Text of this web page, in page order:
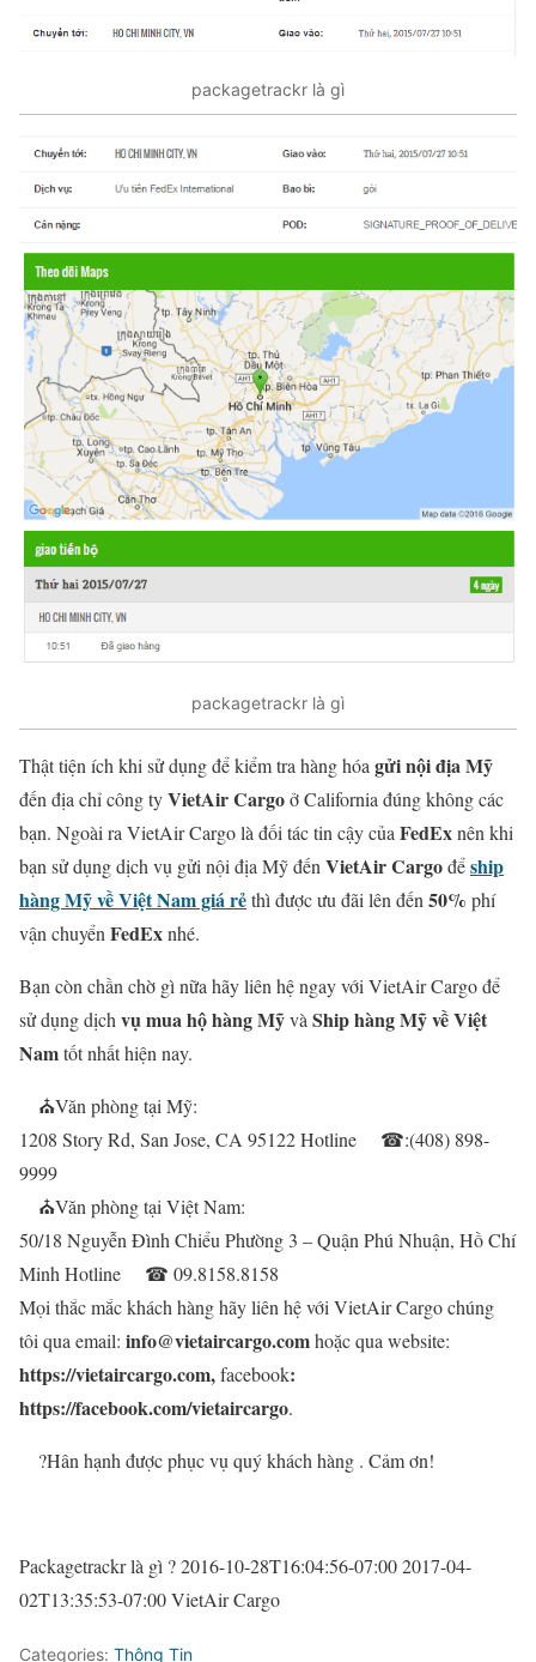
packagetrackr là gì
packagetrackr là gì
Thật tiện ích khi sử dụng để kiểm tra hàng hóa gửi nội địa Mỹ
đến địa chỉ công tyVietAir Cargoở California đúng không các
bạn. Ngoài ra VietAir Cargo là đối tác tin cậy của FedExnên khi
bạn sử dụng dịch vụ gửi nội địa Mỹ đến VietAir Cargođểship
hàng Mỹ về Việt Nam giá rẻthì được ưu đãi lên đến 50% phí
vận chuyển FedExnhé.
Bạn còn chần chờ gì nữa hãy liên hệ ngay với VietAir Cargo để
sử dụng dịch vụ mua hộ hàng Mỹvà Ship hàng Mỹ về Việt
Namtốt nhất hiện nay.
⛪Văn phòng tại Mỹ:
1208 Story Rd, San Jose, CA 95122 Hotline
☎:(408) 898-
9999
⛪Văn phòng tại Việt Nam:
50/18 Nguyễn Đình Chiểu Phường 3 – Quận Phú Nhuận, Hồ Chí
Minh Hotline
☎ 09.8158.8158
Mọi thắc mắc khách hàng hãy liên hệ với VietAir Cargo chúng
tôi qua email: info@vietaircargo.comhoặc qua website:
https://vietaircargo.com,facebook:
https://facebook.com/vietaircargo.
?Hân hạnh được phục vụ quý khách hàng . Cảm ơn!
Packagetrackr là gì ?2016-10-28T16:04:56-07:002017-04-
02T13:35:53-07:00VietAir Cargo
Categories: Thông Tin